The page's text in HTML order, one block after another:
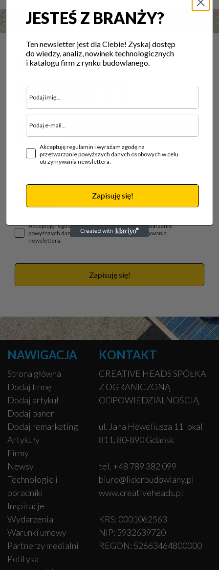
JESTEŚ Z
BRANŻY?
Ten newsletter jest dla Ciebie! Zyskaj dostęp do wiedzy,
Akceptuję regulamin i wyrażam zgodę na przetwarzanie
powyższych danych osobowych w celu otrzymywania
newslettera.
Zapisuję się!
NAWIGACJA
Strona główna
Dodaj firmę
Dodaj artykuł
Dodaj baner
Dodaj remarketing
Artykuły
Firmy
Newsy
Technologie i
poradniki
Inspiracje
Wydarzenia
Warunki umowy
Partnerzy medialni
Polityka
KONTAKT
CREATIVE HEADS SPÓŁKA
Z OGRANICZONĄ
ODPOWIEDZIALNOŚCIĄ
ul. Jana Heweliusza 11 lokal
811, 80-890 Gdańsk
tel. +48 789 382 099
biuro@liderbudowlany.pl
www.creativeheads.pl
KRS: 0001062563
NIP: 5932639720
REGON: 52663464800000
JESTEŚ Z BRANŻY?
Ten newsletter jest dla Ciebie! Zyskaj dostęp
do wiedzy, analiz, nowinek technologicznych
i katalogu firm z rynku budowlanego.
Akceptuję regulamin i wyrażam zgodę na
przetwarzanie powyższych danych osobowych w celu
otrzymywania newslettera.
Zapisuję się!